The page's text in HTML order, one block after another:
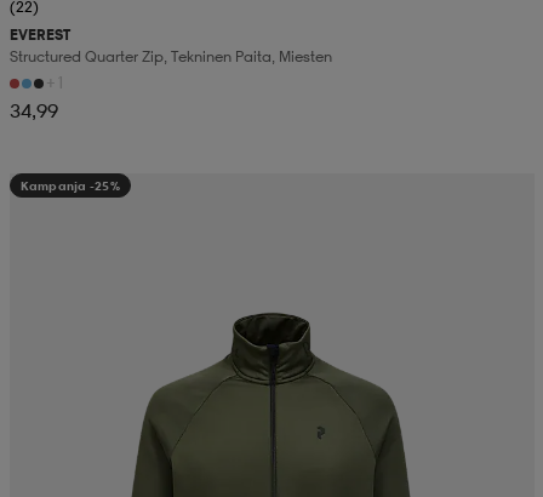
(22)
EVEREST
Structured Quarter Zip, Tekninen Paita, Miesten
+1
34,99
Kampanja -25%